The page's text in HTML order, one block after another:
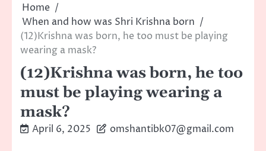
Home
When and how was Shri Krishna born
(12)Krishna was born, he too must be playing
wearing a mask?
(12)Krishna was born, he too
must be playing wearing a
mask?
April 6, 2025 omshantibk07@gmail.com